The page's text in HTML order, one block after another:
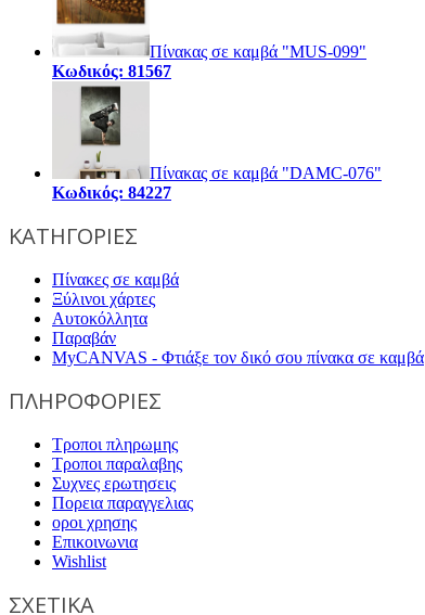
Πίνακας σε καμβά "MUS-099"
Κωδικός: 81567
Πίνακας σε καμβά "DAMC-076"
Κωδικός: 84227
ΚΑΤΗΓΟΡΙΕΣ
Πίνακες σε καμβά
Ξύλινοι χάρτες
Αυτοκόλλητα
Παραβάν
MyCANVAS - Φτιάξε τον δικό σου πίνακα σε καμβά
ΠΛΗΡΟΦΟΡΙΕΣ
Τροποι πληρωμης
Τροποι παραλαβης
Συχνες ερωτησεις
Πορεια παραγγελιας
οροι χρησης
Επικοινωνια
Wishlist
ΣΧΕΤΙΚΑ